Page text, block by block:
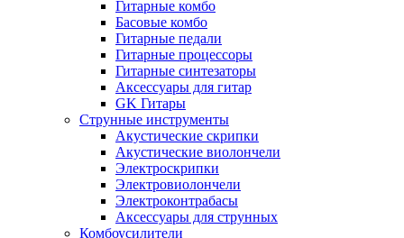
Гитарные комбо
Басовые комбо
Гитарные педали
Гитарные процессоры
Гитарные синтезаторы
Аксессуары для гитар
GK Гитары
Струнные инструменты
Акустические скрипки
Акустические виолончели
Электроскрипки
Электровиолончели
Электроконтрабасы
Аксессуары для струнных
Комбоусилители